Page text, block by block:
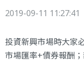
2019-09-11 11:27:41
投資新興市場時大家
市場匯率+債券報酬